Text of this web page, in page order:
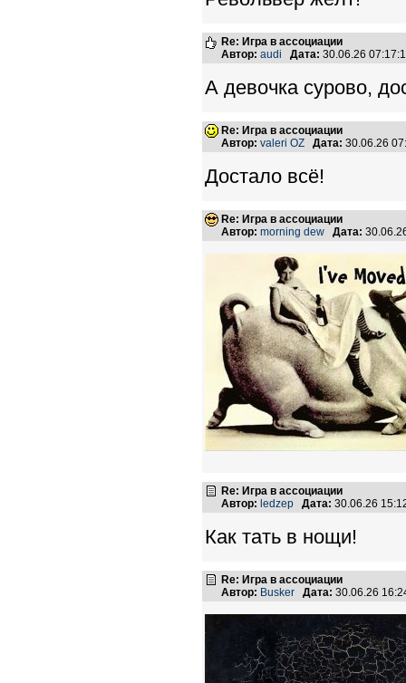
Re: Игра в ассоциации
Автор: audi Дата: 30.06.26
А девочка сурово,
Re: Игра в ассоциации
Автор: valeri OZ Дата: 30.06.26
Достало всё!
Re: Игра в ассоциации
Автор: morning dew Дата:
Re: Игра в ассоциации
Автор: ledzep Дата: 30.06.26
Как тать в нощи!
Re: Игра в ассоциации
Автор: Busker Дата: 30.06.26